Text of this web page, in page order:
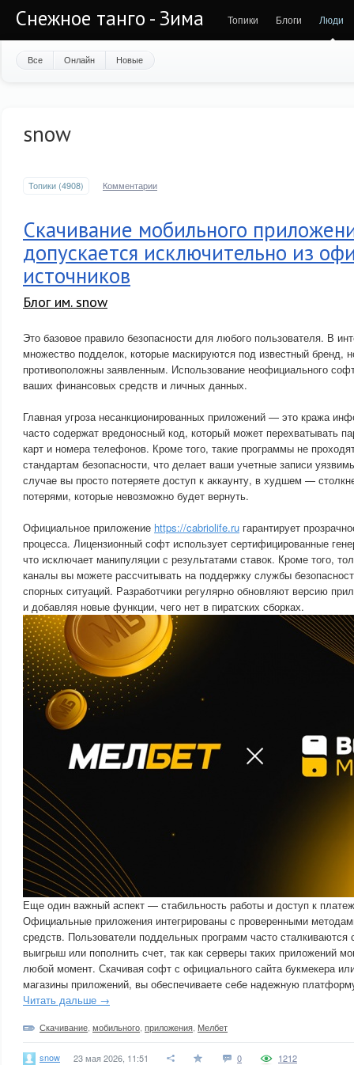
Снежное танго - Зима Топики Блоги Люди
Все Онлайн Новые
snow
Топики (4908) Комментарии
Скачивание мобильного
допускается исключительно из
источников
Блог им. snow
Это базовое правило безопасности для любого пользователя. В
множество подделок, которые маскируются под известный бренд,
противоположны заявленным. Использование неофициального
ваших финансовых средств и личных данных.
Главная угроза несанкционированных приложений — это кража
часто содержат вредоносный код, который может перехватывать
карт и номера телефонов. Кроме того, такие программы не
стандартам безопасности, что делает ваши учетные записи
случае вы просто потеряете доступ к аккаунту, в худшем —
потерями, которые невозможно будет вернуть.
Официальное приложение https://cabriolife.ru гарантирует
процесса. Лицензионный софт использует сертифицированные
что исключает манипуляции с результатами ставок. Кроме того,
каналы вы можете рассчитывать на поддержку службы
спорных ситуаций. Разработчики регулярно обновляют версию
и добавляя новые функции, чего нет в пиратских сборках.
Еще один важный аспект — стабильность работы и доступ к
Официальные приложения интегрированы с проверенными
средств. Пользователи поддельных программ часто сталкиваются
выигрыш или пополнить счет, так как серверы таких приложений
любой момент. Скачивая софт с официального сайта букмекера
магазины приложений, вы обеспечиваете себе надежную
Читать дальше →
Скачивание мобильного приложения Мелбет
snow 23 мая 2026, 11:51 0 1212